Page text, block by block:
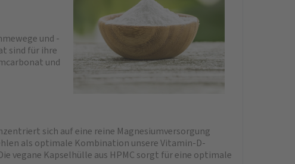
und -
sind für ihre
und
sich auf eine reine Magnesiumversorgung
als optimale Kombination unsere Vitamin-D-
vegane Kapselhülle aus HPMC sorgt für eine optimale